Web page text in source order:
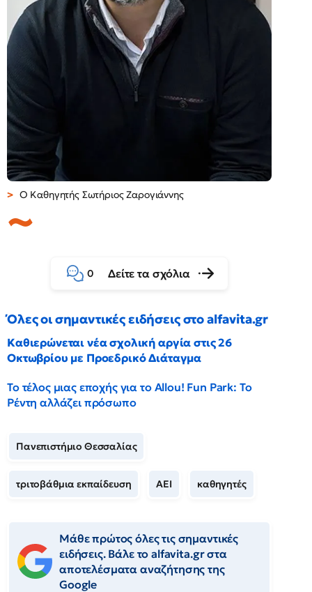
Ο Καθηγητής Σωτήριος Ζαρογιάννης
0 Δείτε τα σχόλια
Όλες οι σημαντικές ειδήσεις στο alfavita.gr
Καθιερώνεται νέα σχολική αργία στις 26
Οκτωβρίου με Προεδρικό Διάταγμα
Το τέλος μιας εποχής για το Allou! Fun Park: Το
Ρέντη αλλάζει πρόσωπο
Πανεπιστήμιο Θεσσαλίας
τριτοβάθμια εκπαίδευση ΑΕΙ καθηγητές
Μάθε πρώτος όλες τις σημαντικές
ειδήσεις. Βάλε το alfavita.gr στα
αποτελέσματα αναζήτησης της
Google